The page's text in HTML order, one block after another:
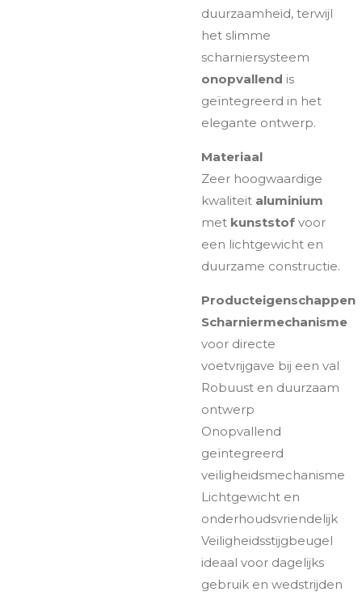
duurzaamheid, terwijl
het slimme
scharniersysteem
onopvallend is
geïntegreerd in het
elegante ontwerp.
Materiaal
Zeer hoogwaardige
kwaliteit aluminium
met kunststof voor
een lichtgewicht en
duurzame constructie.
Producteigenschappen
Scharniermechanisme
voor directe
voetvrijgave bij een val
Robuust en duurzaam
ontwerp
Onopvallend
geïntegreerd
veiligheidsmechanisme
Lichtgewicht en
onderhoudsvriendelijk
Veiligheidsstijgbeugel
ideaal voor dagelijks
gebruik en wedstrijden